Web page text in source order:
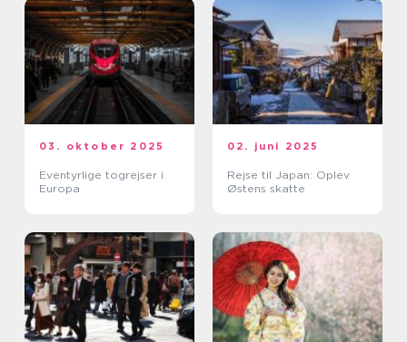
03. oktober 2025
Eventyrlige togrejser i
Europa
02. juni 2025
Rejse til Japan: Oplev
Østens skatte